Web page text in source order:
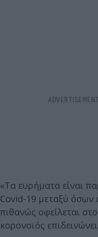
«Τα ευρήματα είναι
Covid-19 μεταξύ όσων
πιθανώς οφείλεται
κορονοϊός